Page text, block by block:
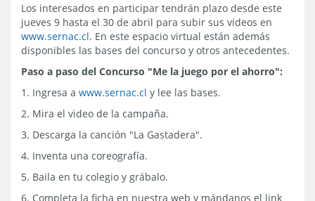
Los interesados en participar tendrán plazo desde este
jueves 9 hasta el 30 de abril para subir sus videos en
www.sernac.cl. En este espacio virtual están además
disponibles las bases del concurso y otros antecedentes.
Paso a paso del Concurso "Me la juego por el ahorro":
1. Ingresa a www.sernac.cl y lee las bases.
2. Mira el video de la campaña.
3. Descarga la canción "La Gastadera".
4. Inventa una coreografía.
5. Baila en tu colegio y grábalo.
6. Completa la ficha en nuestra web y mándanos el link